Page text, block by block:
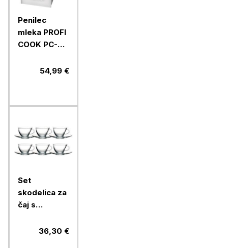
Penilec
mleka PROFI
COOK PC-
54,99 €
Set
skodelica za
čaj s
Pasabahce
36,30 €